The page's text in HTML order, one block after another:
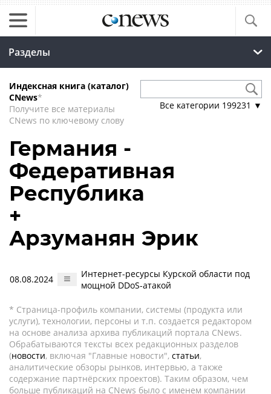
Разделы
Индексная книга (каталог)
CNews*
Получите все материалы
CNews по ключевому слову
Все категории 199231 ▼
Германия -
Федеративная
Республика
+
Арзуманян Эрик
08.08.2024
Интернет-ресурсы Курской области под
мощной DDoS-атакой
* Страница-профиль компании, системы (продукта или
услуги), технологии, персоны и т.п. создается редактором
на основе анализа архива публикаций портала CNews.
Обрабатываются тексты всех редакционных разделов
(новости, включая "Главные новости", статьи,
аналитические обзоры рынков, интервью, а также
содержание партнёрских проектов). Таким образом, чем
больше публикаций на CNews было с именем компании